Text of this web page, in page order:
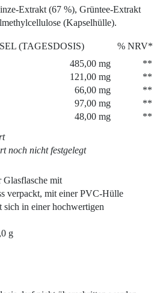
Extrakt (67 %), Grüntee-Extrakt
(Kapselhülle).
(TAGESDOSIS)
% NRV*
485,00 mg
**
121,00 mg
**
66,00 mg
**
97,00 mg
**
48,00 mg
**
noch nicht festgelegt
Glasflasche mit
verpackt, mit einer PVC-Hülle
sich in einer hochwertigen
g